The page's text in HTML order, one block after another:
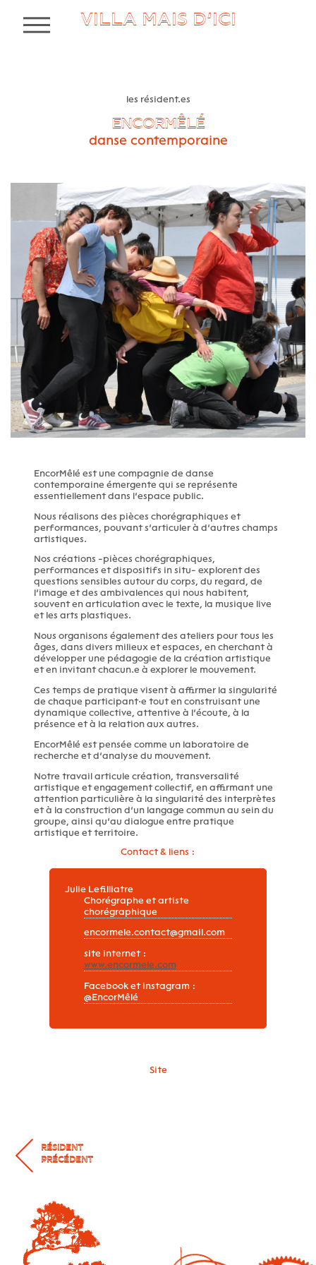
VILLA MAIS D’ICI
MENU
les résident.es
ENCORMÊLÉ
danse contemporaine
EncorMêlé est une compagnie de danse
contemporaine émergente qui se représente
essentiellement dans l’espace public.
Nous réalisons des pièces chorégraphiques et
performances, pouvant s’articuler à d’autres champs
artistiques.
Nos créations -pièces chorégraphiques,
performances et dispositifs in situ- explorent des
questions sensibles autour du corps, du regard, de
l’image et des ambivalences qui nous habitent,
souvent en articulation avec le texte, la musique live
et les arts plastiques.
Nous organisons également des ateliers pour tous les
âges, dans divers milieux et espaces, en cherchant à
développer une pédagogie de la création artistique
et en invitant chacun.e à explorer le mouvement.
Ces temps de pratique visent à affirmer la singularité
de chaque participant·e tout en construisant une
dynamique collective, attentive à l’écoute, à la
présence et à la relation aux autres.
EncorMêlé est pensée comme un laboratoire de
recherche et d’analyse du mouvement.
Notre travail articule création, transversalité
artistique et engagement collectif, en affirmant une
attention particulière à la singularité des interprètes
et à la construction d’un langage commun au sein du
groupe, ainsi qu’au dialogue entre pratique
artistique et territoire.
Contact & liens :
Julie Lefilliatre
Chorégraphe et artiste
chorégraphique
encormele.contact@gmail.com
site internet :
www.encormele.com
Facebook et instagram :
@EncorMêlé
Site
RÉSIDENT
PRÉCÉDENT